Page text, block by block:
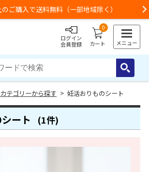
料無料（一部地域除く）
ログイン
会員登録
0
カート メニュー
カテゴリーから探す > 妊活おりものシート
ート (1件)